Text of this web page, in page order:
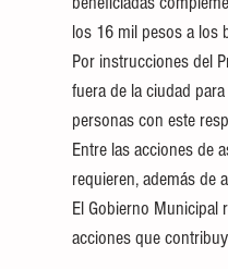
los 16 mil pesos a los
Por instrucciones del
fuera de la ciudad
personas con este
Entre las acciones de
requieren, además de
El Gobierno Municipal
acciones que